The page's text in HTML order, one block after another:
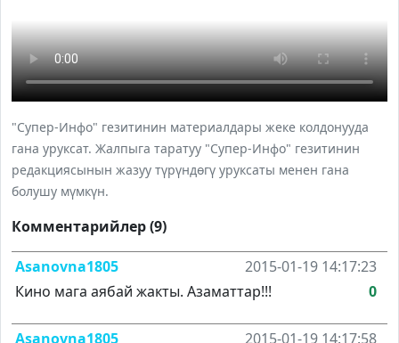
"Супер-Инфо" гезитинин материалдары жеке колдонууда
гана уруксат. Жалпыга таратуу "Супер-Инфо" гезитинин
редакциясынын жазуу түрүндөгү уруксаты менен гана
болушу мүмкүн.
Комментарийлер (9)
Asanovna1805
2015-01-19 14:17:23
Кино мага аябай жакты. Азаматтар!!!
0
Asanovna1805
2015-01-19 14:17:58